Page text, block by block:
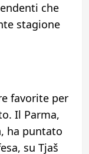
che
stagione
favorite per
Il Parma,
ha puntato
su Tjaš